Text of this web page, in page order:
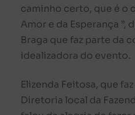
caminho certo, que é o
Amor e da Esperança ”,
Braga que faz parte da
idealizadora do evento.
Elizenda Feitosa, que
Diretoria local da